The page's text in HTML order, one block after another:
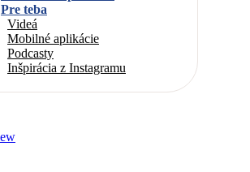
Pre teba
Videá
Mobilné aplikácie
Podcasty
Inšpirácia z Instagramu